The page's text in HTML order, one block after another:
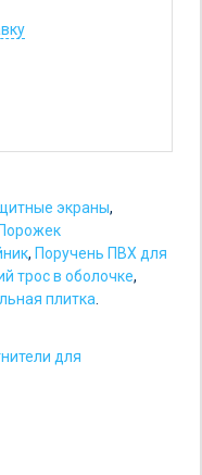
экраны,
Порожек
, Поручень ПВХ для
трос в оболочке,
плитка.
для